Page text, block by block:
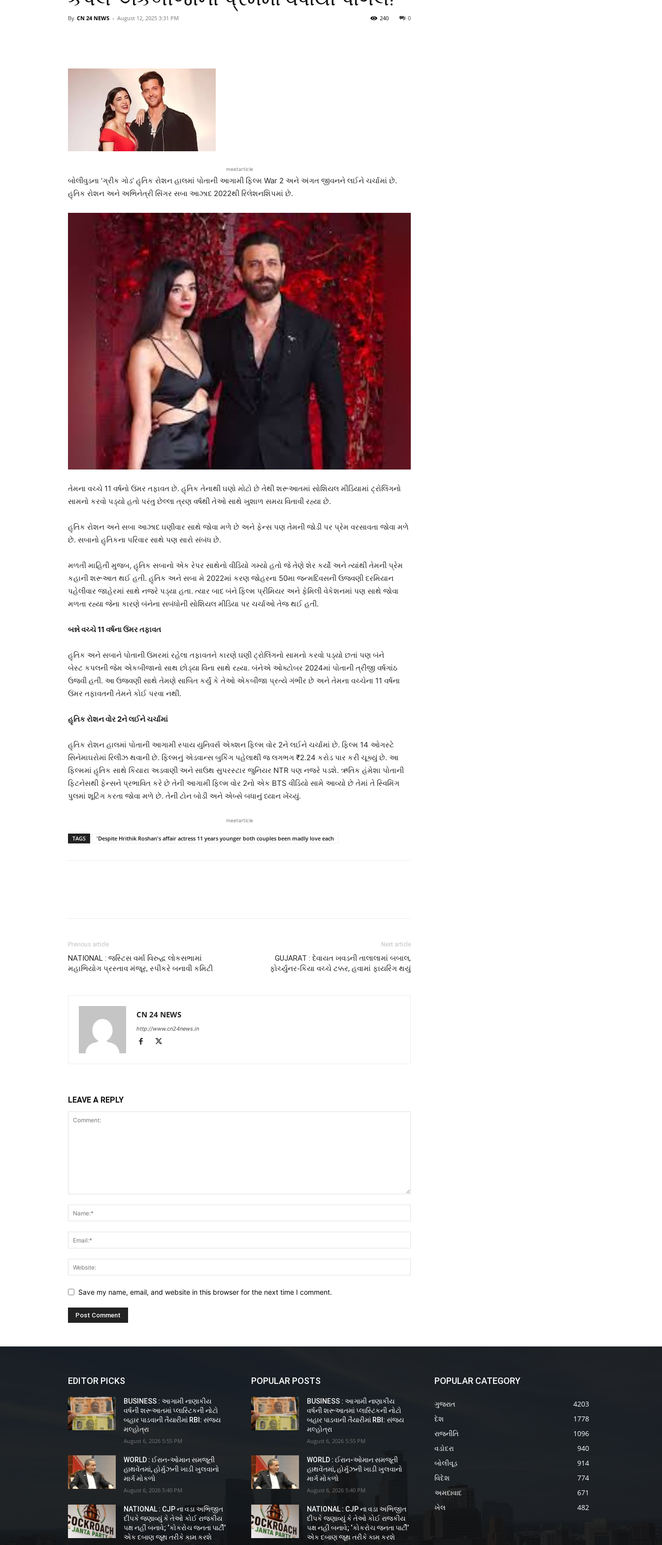
By CN 24 NEWS - August 12, 2025 3:31 PM 0
240
meetarticle
બોલીવુડના ‘ગ્રીક ગોડ’ હૃતિક રોશન હાલમાં પોતાની આગામી ફિલ્મ War 2 અને અંગત જીવનને લઈને ચર્ચામાં છે.
હૃતિક રોશન અને અભિનેત્રી સિંગર સબા આઝાદ 2022થી રિલેશનશિપમાં છે.
તેમના વચ્ચે 11 વર્ષનો ઉંમર તફાવત છે. હૃતિક તેનાથી ઘણો મોટો છે તેથી શરૂઆતમાં સોશિયલ મીડિયામાં ટ્રોલિંગનો
સામનો કરવો પડ્યો હતો પરંતુ છેલ્લા ત્રણ વર્ષથી તેઓ સાથે ખુશાળ સમય વિતાવી રહ્યા છે.
હૃતિક રોશન અને સબા આઝાદ ઘણીવાર સાથે જોવા મળે છે અને ફેન્સ પણ તેમની જોડી પર પ્રેમ વરસાવતા જોવા મળે
છે. સબાનો હૃતિકના પરિવાર સાથે પણ સારો સંબંધ છે.
મળતી માહિતી મુજબ, હૃતિક સબાનો એક રેપર સાથેનો વીડિયો ગમ્યો હતો જે તેણે શેર કર્યો અને ત્યાંથી તેમની પ્રેમ
કહાની શરૂઆત થઈ હતી. હૃતિક અને સબા મે 2022માં કરણ જોહરના 50મા જન્મદિવસની ઉજવણી દરમિયાન
પહેલીવાર જાહેરમાં સાથે નજરે પડ્યા હતા. ત્યાર બાદ બંને ફિલ્મ પ્રીમિયર અને ફેમિલી વેકેશનમાં પણ સાથે જોવા
મળતા રહ્યા જેના કારણે બંનેના સબંધોની સોશિયલ મીડિયા પર ચર્ચાઓ તેજ થઈ હતી.
બન્ને વચ્ચે 11 વર્ષના ઉંમર તફાવત
હૃતિક અને સબાને પોતાની ઉંમરમાં રહેલા તફાવતને કારણે ઘણી ટ્રોલિંગનો સામનો કરવો પડ્યો છતાં પણ બંને
બેસ્ટ કપલની જેમ એકબીજાનો સાથ છોડ્યા વિના સાથે રહ્યા. બંનેએ ઓક્ટોબર 2024માં પોતાની ત્રીજી વર્ષગાંઠ
ઉજવી હતી. આ ઉજવણી સાથે તેમણે સાબિત કર્યું કે તેઓ એકબીજા પ્રત્યે ગંભીર છે અને તેમના વચ્ચેના 11 વર્ષના
ઉંમર તફાવતની તેમને કોઈ પરવા નથી.
હૃતિક રોશન વોર 2ને લઈને ચર્ચામાં
હૃતિક રોશન હાલમાં પોતાની આગામી સ્પાય યુનિવર્સ એક્શન ફિલ્મ વોર 2ને લઈને ચર્ચામાં છે. ફિલ્મ 14 ઓગસ્ટે
સિનેમાઘરોમાં રિલીઝ થવાની છે. ફિલ્મનું એડવાન્સ બુકિંગ પહેલાથી જ લગભગ ₹2.24 કરોડ પાર કરી ચૂક્યું છે. આ
ફિલ્મમાં હૃતિક સાથે કિયારા અડવાણી અને સાઉથ સુપરસ્ટાર જુનિયર NTR પણ નજરે પડશે. ઋતિક હંમેશા પોતાની
ફિટનેસથી ફેન્સને પ્રભાવિત કરે છે તેની આગામી ફિલ્મ વોર 2નો એક BTS વીડિયો સામે આવ્યો છે તેમાં તે સ્વિમિંગ
પુલમાં શૂટિંગ કરતા જોવા મળે છે. તેની ટોન બોડી અને એબ્સે બધાનું ધ્યાન ખેંચ્યું.
meetarticle
TAGS 'Despite Hrithik Roshan's affair actress 11 years younger both couples been madly love each
Previous article
NATIONAL : જસ્ટિસ વર્મા વિરુદ્ધ લોકસભામાં
મહાભિયોગ પ્રસ્તાવ મંજૂર, સ્પીકરે બનાવી કમિટી
Next article
GUJARAT : દેવાયત ખવડની તાલાલામાં બબાલ,
ફોર્ચ્યુનર-કિયા વચ્ચે ટક્કર, હવામાં ફાયરિંગ થયું
CN 24 NEWS
http://www.cn24news.in
LEAVE A REPLY
Save my name, email, and website in this browser for the next time I comment.
EDITOR PICKS
BUSINESS : આગામી નાણાકીય
વર્ષની શરૂઆતમાં પ્લાસ્ટિકની નોટો
બહાર પાડવાની તૈયારીમાં RBI: સંજય
મલ્હોત્રા
August 6, 2026 5:55 PM
WORLD : ઈરાન-ઓમાન સમજૂતી
હાથવેંતમાં, હોર્મુઝની ખાડી ખુલવાનો
માર્ગ મોકળો
August 6, 2026 5:40 PM
NATIONAL : CJP ના વડા અભિજીત
દીપકે જણાવ્યું કે તેઓ કોઈ રાજકીય
પક્ષ નહીં બનાવે; ‘કોકરોચ જનતા પાર્ટી’
એક દબાણ જૂથ તરીકે કામ કરશે
POPULAR POSTS
BUSINESS : આગામી નાણાકીય
વર્ષની શરૂઆતમાં પ્લાસ્ટિકની નોટો
બહાર પાડવાની તૈયારીમાં RBI: સંજય
મલ્હોત્રા
August 6, 2026 5:55 PM
WORLD : ઈરાન-ઓમાન સમજૂતી
હાથવેંતમાં, હોર્મુઝની ખાડી ખુલવાનો
માર્ગ મોકળો
August 6, 2026 5:40 PM
NATIONAL : CJP ના વડા અભિજીત
દીપકે જણાવ્યું કે તેઓ કોઈ રાજકીય
પક્ષ નહીં બનાવે; ‘કોકરોચ જનતા પાર્ટી’
એક દબાણ જૂથ તરીકે કામ કરશે
POPULAR CATEGORY
ગુજરાત
4203
દેશ
1778
રાજનીતિ
1096
વડોદરા
940
બોલીવૂડ
914
વિદેશ
774
અમદાવાદ
671
ખેલ
482